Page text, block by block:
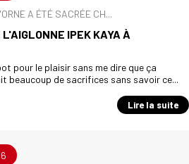
A ÉTÉ SACRÉE CH...
IPEK KAYA À
pour le plaisir sans me dire que ça
beaucoup de sacrifices sans savoir ce...
Lire la suite